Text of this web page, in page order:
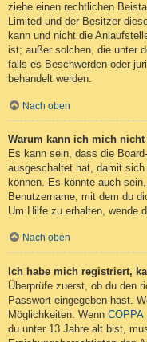
ziehe einen rechtlichen
Limited und der Besitzer
kann und nicht die
ist; außer solchen, die unter
falls es Beschwerden oder
behandelt werden.
Nach oben
Warum kann ich mich
Es kann sein, dass die
ausgeschaltet hat, damit
können. Es könnte auch
Benutzername, mit dem du
Um Hilfe zu erhalten, wende
Nach oben
Ich habe mich registriert,
Überprüfe zuerst, ob du den
Passwort eingegeben hast.
Möglichkeiten. Wenn COPPA
du unter 13 Jahre alt bist,